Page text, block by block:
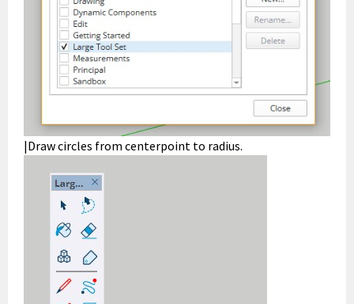
|Draw circles from centerpoint to radius.